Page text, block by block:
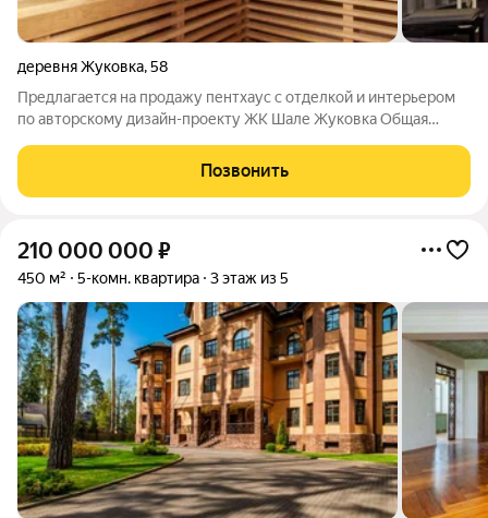
деревня Жуковка,58
Предлагается на продажу пентхаус с отделкой и интерьером
по авторскому дизайн-проекту ЖК Шале Жуковка Общая
комплексе "Шале-Жуковка". Удобная функциональная
планировка: Гостиная с камином,
Позвонить
210 000 000 ₽
450 м² 5-комн. квартира 3 этаж из 5